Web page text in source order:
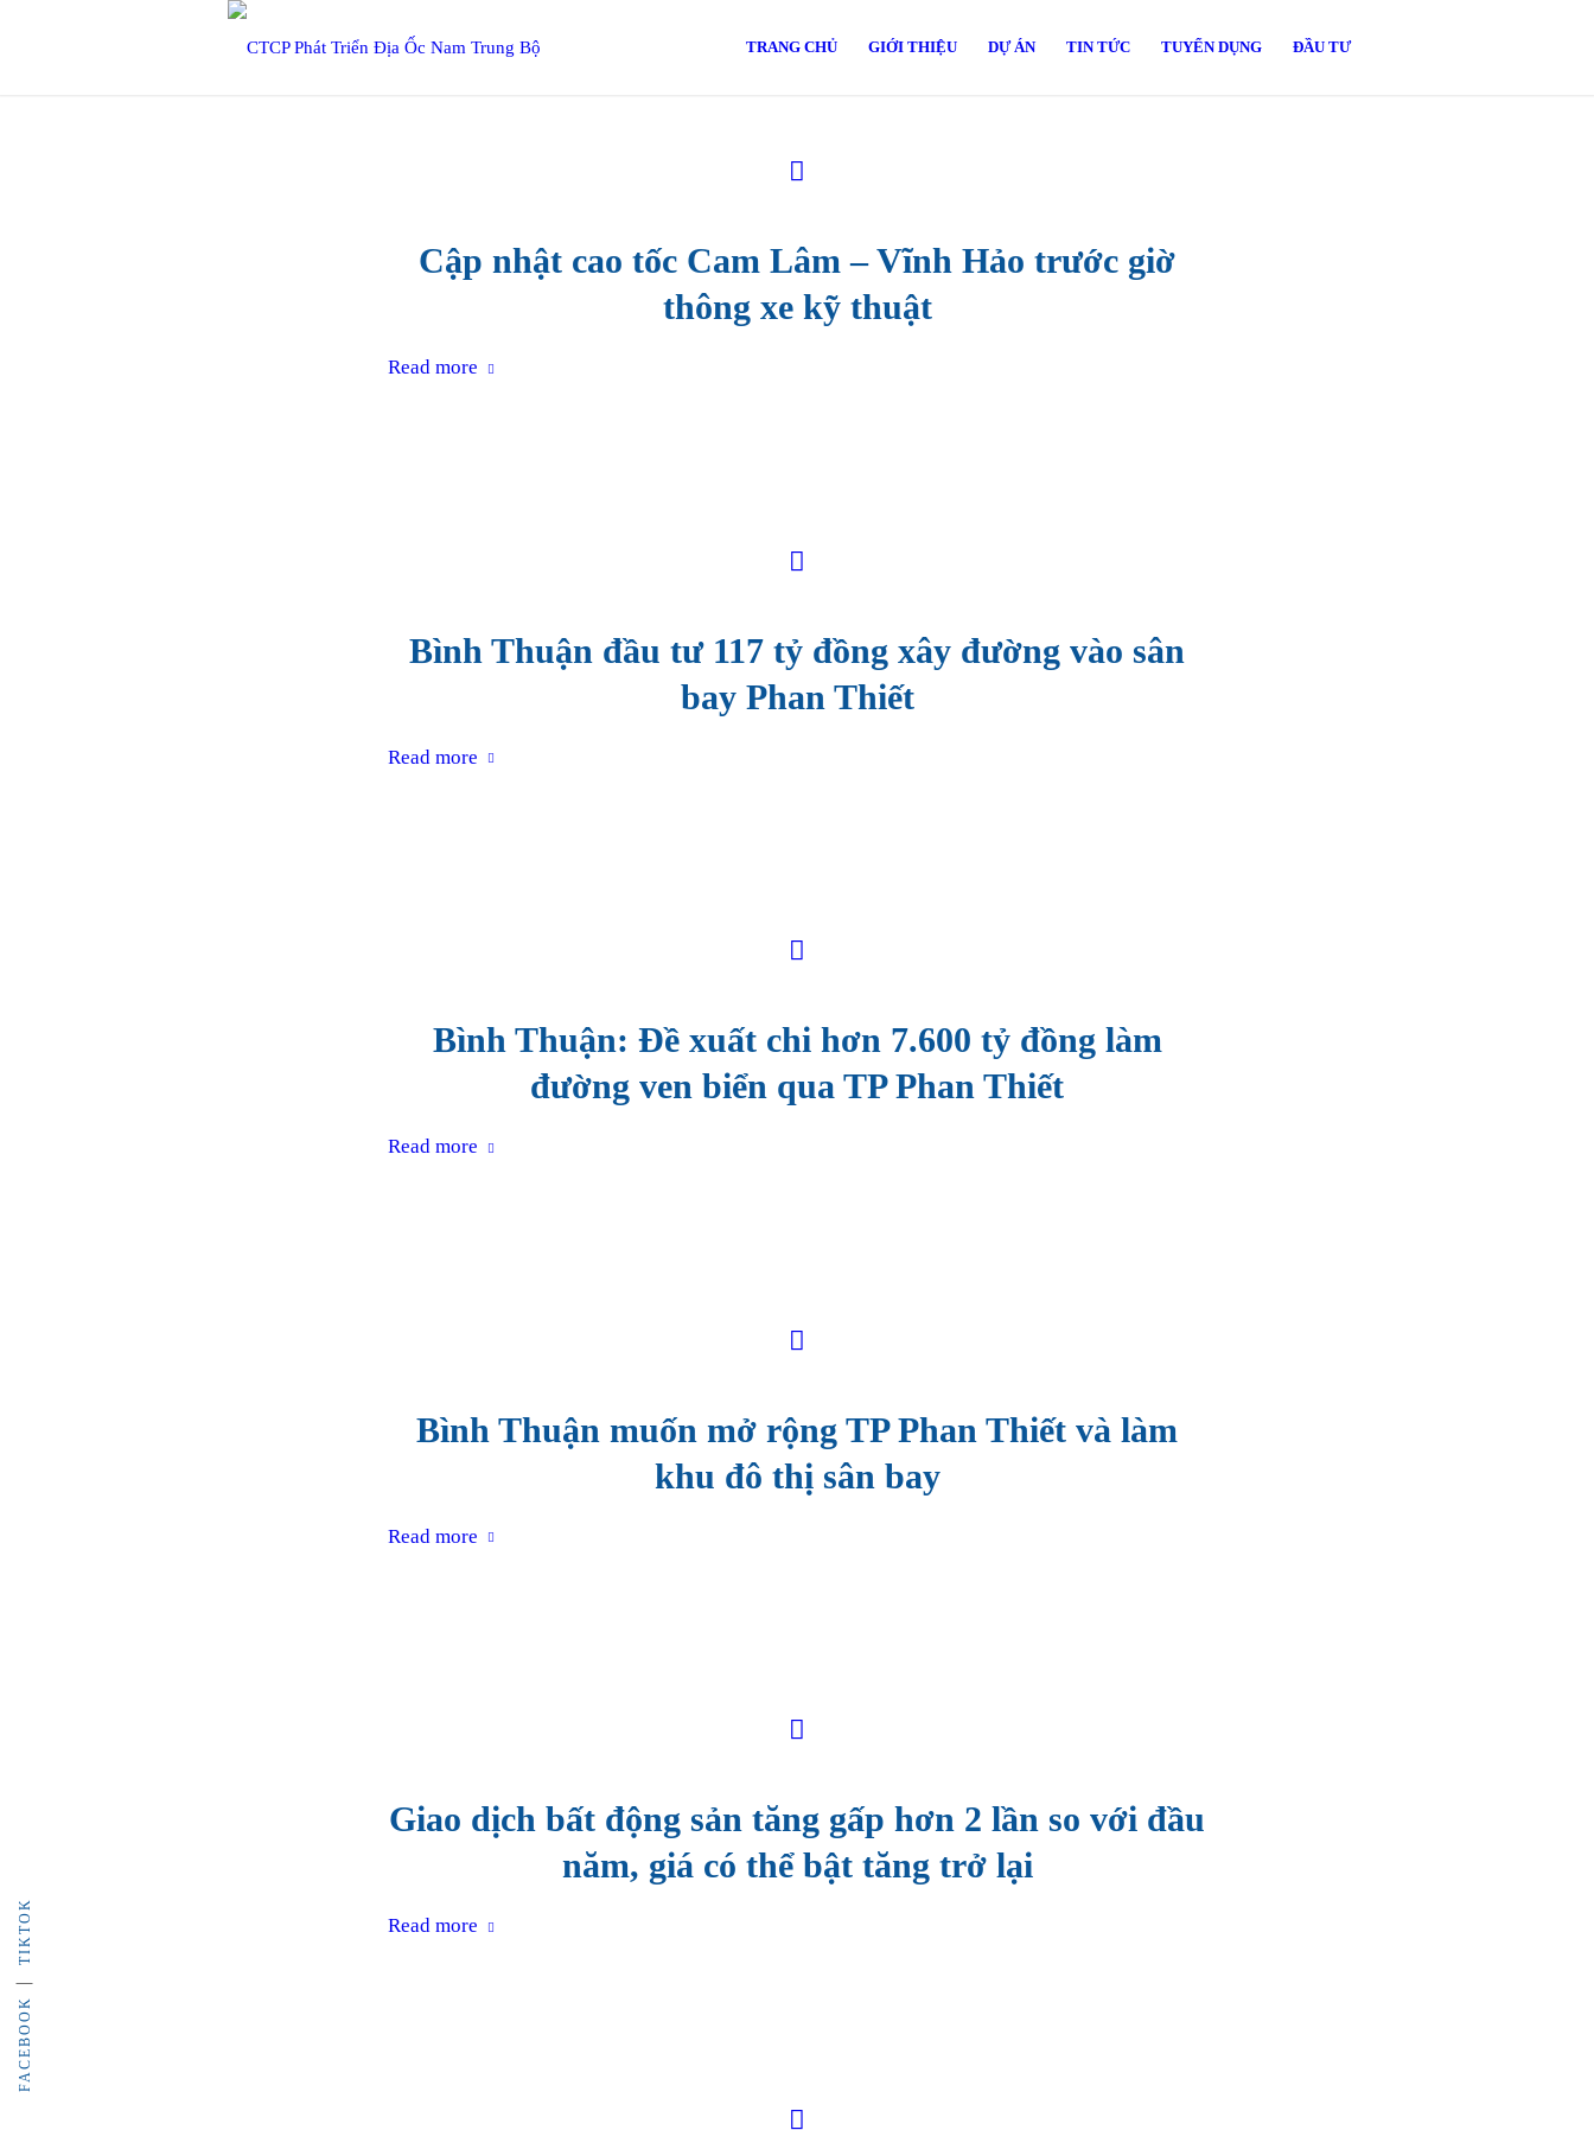
FACEBOOK
TIKTOK
TRANG CHỦ GIỚI THIỆU DỰ ÁN TIN TỨC TUYỂN DỤNG ĐẦU TƯ
Cập nhật cao tốc Cam Lâm – Vĩnh Hảo trước giờ
thông xe kỹ thuật
Read more
Bình Thuận đầu tư 117 tỷ đồng xây đường vào sân
bay Phan Thiết
Read more
Bình Thuận: Đề xuất chi hơn 7.600 tỷ đồng làm
đường ven biển qua TP Phan Thiết
Read more
Bình Thuận muốn mở rộng TP Phan Thiết và làm
khu đô thị sân bay
Read more
Giao dịch bất động sản tăng gấp hơn 2 lần so với đầu
năm, giá có thể bật tăng trở lại
Read more